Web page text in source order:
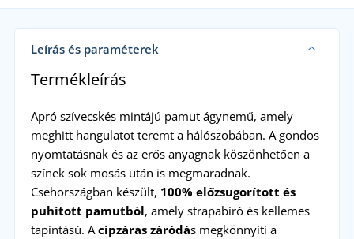
Leírás és paraméterek
Termékleírás
Apró szívecskés mintájú pamut ágynemű, amely
meghitt hangulatot teremt a hálószobában. A gondos
nyomtatásnak és az erős anyagnak köszönhetően a
színek sok mosás után is megmaradnak.
Csehországban készült, 100% előzsugorított és
puhított pamutból, amely strapabíró és kellemes
tapintású. A cipzáras záródás megkönnyíti a